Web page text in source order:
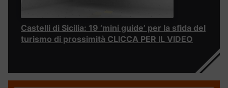
Castelli di Sicilia: 19 ‘mini guide’ per la sfida del
turismo di prossimità CLICCA PER IL VIDEO